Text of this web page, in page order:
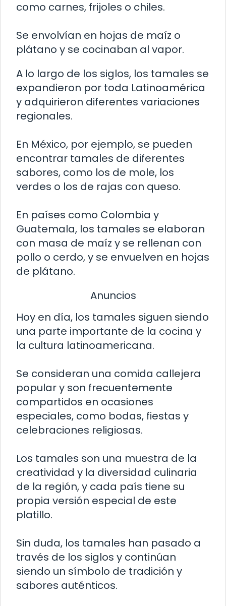
como carnes, frijoles o chiles.
Se envolvían en hojas de maíz o
plátano y se cocinaban al vapor.
A lo largo de los siglos, los tamales se
expandieron por toda Latinoamérica
y adquirieron diferentes variaciones
regionales.
En México, por ejemplo, se pueden
encontrar tamales de diferentes
sabores, como los de mole, los
verdes o los de rajas con queso.
En países como Colombia y
Guatemala, los tamales se elaboran
con masa de maíz y se rellenan con
pollo o cerdo, y se envuelven en hojas
de plátano.
Anuncios
Hoy en día, los tamales siguen siendo
una parte importante de la cocina y
la cultura latinoamericana.
Se consideran una comida callejera
popular y son frecuentemente
compartidos en ocasiones
especiales, como bodas, fiestas y
celebraciones religiosas.
Los tamales son una muestra de la
creatividad y la diversidad culinaria
de la región, y cada país tiene su
propia versión especial de este
platillo.
Sin duda, los tamales han pasado a
través de los siglos y continúan
siendo un símbolo de tradición y
sabores auténticos.